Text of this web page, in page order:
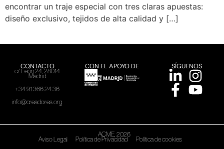
encontrar un traje especial con tres claras apuestas:
diseño exclusivo, tejidos de alta calidad y […]
CONTACTO
c/ León 24, 28014
Madrid
+34 91 366 24 36
info@creadores.org
CON EL APOYO DE SÍGUENOS
ACME, 2026
Aviso Legal Política de Privacidad Política de cookies